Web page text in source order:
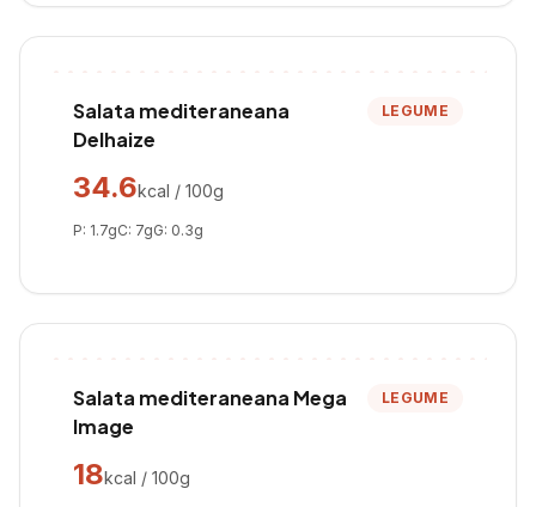
Salata mediteraneana
Delhaize
LEGUME
34.6kcal / 100g
P: 1.7gC: 7gG: 0.3g
Salata mediteraneana Mega
Image
LEGUME
18kcal / 100g